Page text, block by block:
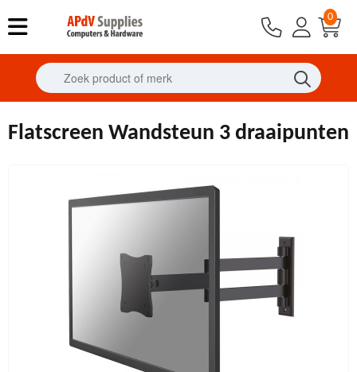
0
Flatscreen Wandsteun 3 draaipunten